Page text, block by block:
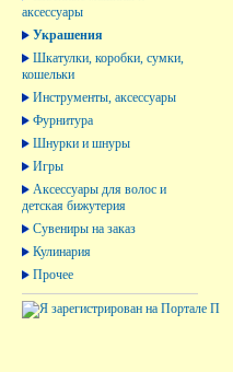
аксессуары
Украшения
Шкатулки, коробки, сумки,
кошельки
Инструменты, аксессуары
Фурнитура
Шнурки и шнуры
Игры
Аксессуары для волос и
детская бижутерия
Сувениры на заказ
Кулинария
Прочее